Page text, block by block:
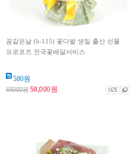
꿈같은날 (b-115) 꽃다발 생일 출산 선물
프로포즈 전국꽃배달서비스
580원
65000원 58,000원